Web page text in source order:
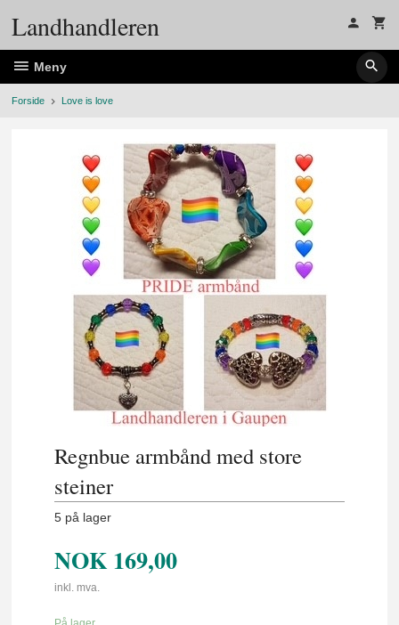
Landhandleren
Meny
Forside Love is love
Regnbue armbånd med store
steiner
5 på lager
NOK 169,00
inkl. mva.